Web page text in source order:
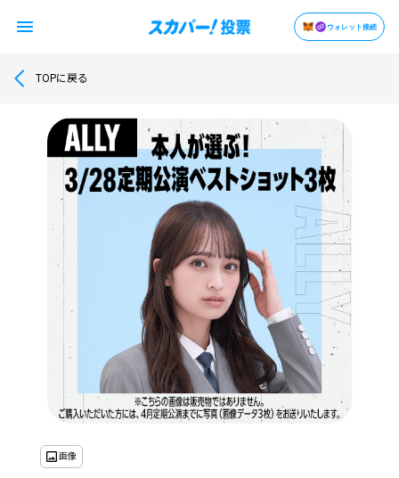
ウォレット接続
TOPに戻る
画像